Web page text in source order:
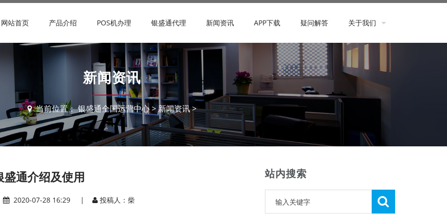
网站首页 产品介绍 POS机办理 银盛通代理 新闻资讯 APP下载 疑问解答 关于我们
联系我们
新闻资讯
当前位置：银盛通全国运营中心>新闻资讯>
盛通介绍及使用
2020-07-28 16:29 | 投稿人：柴
站内搜索